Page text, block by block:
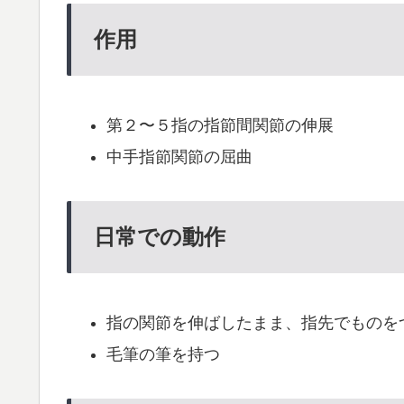
作用
第２〜５指の指節間関節の伸展
中手指節関節の屈曲
日常での動作
指の関節を伸ばしたまま、指先でものを
毛筆の筆を持つ